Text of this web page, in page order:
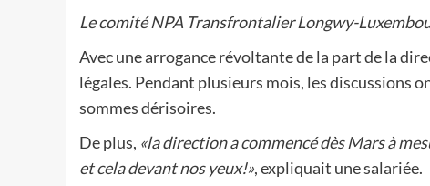
Le comité NPA Transfrontalier Longwy-
Avec une arrogance révoltante de la part de la
légales. Pendant plusieurs mois, les discussions
sommes dérisoires.
De plus, «la direction a commencé dès Mars à
et cela devant nos yeux!», expliquait une salariée.